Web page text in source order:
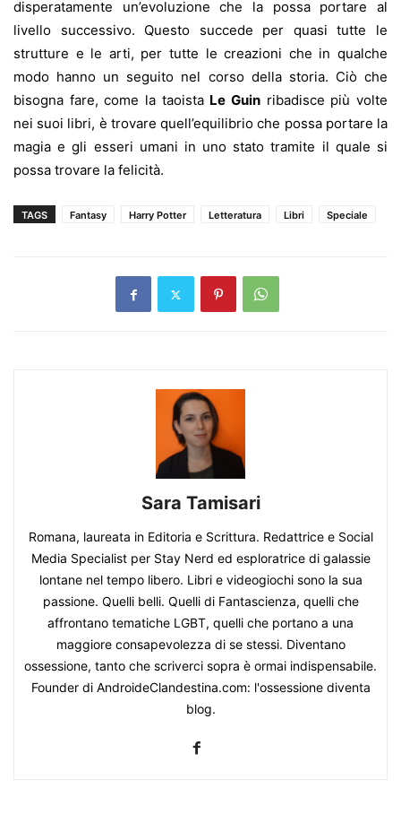
disperatamente un’evoluzione che la possa portare al
livello successivo. Questo succede per quasi tutte le
strutture e le arti, per tutte le creazioni che in qualche
modo hanno un seguito nel corso della storia. Ciò che
bisogna fare, come la taoista Le Guin ribadisce più volte
nei suoi libri, è trovare quell’equilibrio che possa portare la
magia e gli esseri umani in uno stato tramite il quale si
possa trovare la felicità.
TAGS Fantasy Harry Potter Letteratura Libri Speciale
Sara Tamisari
Romana, laureata in Editoria e Scrittura. Redattrice e Social
Media Specialist per Stay Nerd ed esploratrice di galassie
lontane nel tempo libero. Libri e videogiochi sono la sua
passione. Quelli belli. Quelli di Fantascienza, quelli che
affrontano tematiche LGBT, quelli che portano a una
maggiore consapevolezza di se stessi. Diventano
ossessione, tanto che scriverci sopra è ormai indispensabile.
Founder di AndroideClandestina.com: l'ossessione diventa
blog.